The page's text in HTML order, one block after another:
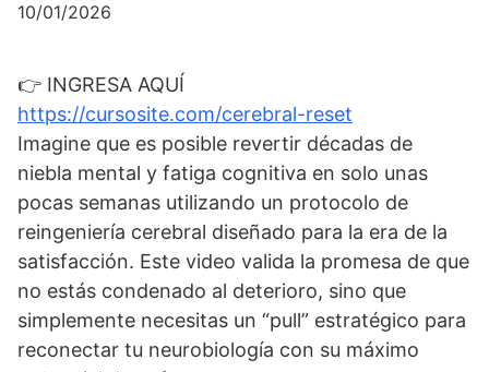
10/01/2026
👉 INGRESA AQUÍ
https://cursosite.com/cerebral-reset
Imagine que es posible revertir décadas de
niebla mental y fatiga cognitiva en solo unas
pocas semanas utilizando un protocolo de
reingeniería cerebral diseñado para la era de la
satisfacción. Este video valida la promesa de que
no estás condenado al deterioro, sino que
simplemente necesitas un “pull” estratégico para
reconectar tu neurobiología con su máximo